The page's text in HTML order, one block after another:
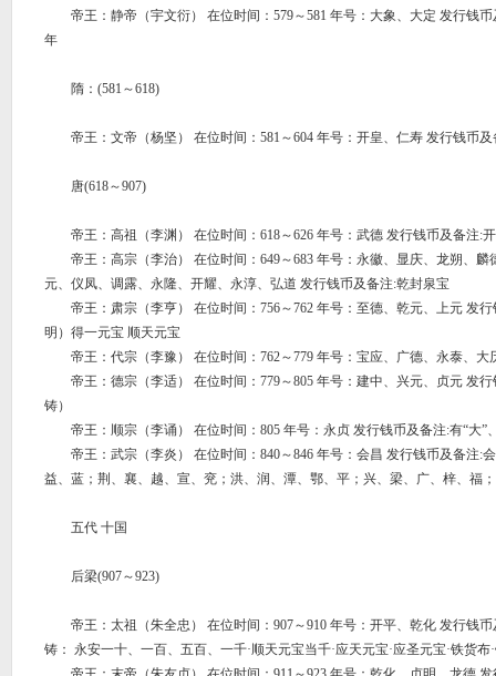
帝王：静帝（宇文衍） 在位时间：579～581 年号：大象、大定 发行钱币
年
隋：(581～618)
帝王：文帝（杨坚） 在位时间：581～604 年号：开皇、仁寿 发行钱币及
唐(618～907)
帝王：高祖（李渊） 在位时间：618～626 年号：武德 发行钱币及备注:
帝王：高宗（李治） 在位时间：649～683 年号：永徽、显庆、龙朔、麟
元、仪凤、调露、永隆、开耀、永淳、弘道 发行钱币及备注:乾封泉宝
帝王：肃宗（李亨） 在位时间：756～762 年号：至德、乾元、上元 发行
明）得一元宝 顺天元宝
帝王：代宗（李豫） 在位时间：762～779 年号：宝应、广德、永泰、大
帝王：德宗（李适） 在位时间：779～805 年号：建中、兴元、贞元 发行
铸）
帝王：顺宗（李诵） 在位时间：805 年号：永贞 发行钱币及备注:有“大”
帝王：武宗（李炎） 在位时间：840～846 年号：会昌 发行钱币及备注:
益、蓝；荆、襄、越、宣、兖；洪、润、潭、鄂、平；兴、梁、广、梓、福
五代 十国
后梁(907～923)
帝王：太祖（朱全忠） 在位时间：907～910 年号：开平、乾化 发行钱币
铸： 永安一十、一百、五百、一千·顺天元宝当千·应天元宝·应圣元宝·铁货布